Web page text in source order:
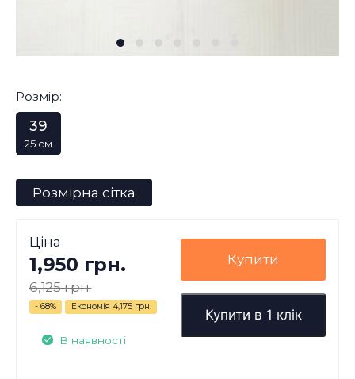
Розмір:
39
25 см
Розмірна сітка
Ціна
1,950 грн.
6,125 грн.
- 68% Економія 4,175 грн.
В наявності
Купити
Купити в 1 клік